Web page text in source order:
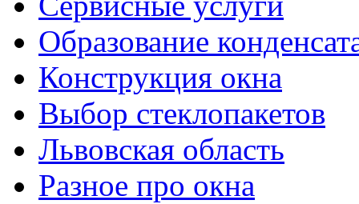
Образование
Конструкция окна
Выбор стеклопакетов
Львовская область
Разное про окна